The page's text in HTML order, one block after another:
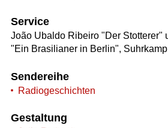
Service
João Ubaldo Ribeiro "Der Stotterer"
"Ein Brasilianer in Berlin",
Sendereihe
Radiogeschichten
Gestaltung